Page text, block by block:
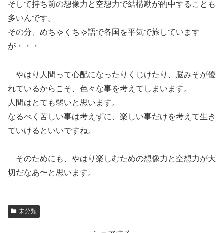
そして持ち前の想像力と空想力で結構勘が的中することも
多いんです。
その分、めちゃくちゃ語で各国を平気で旅しています
が・・・
やはり人間って心配になったりくじけたり、脳みそが優
れているからこそ、色々な事を考えてしまいます。
人間はとても弱いと思います。
なるべく苦しい事は考えずに、楽しい事だけを考えて生き
ていけるといいですね。
そのためにも、やはり楽しむための想像力と空想力が大
切だなあ〜と思います。
未分類